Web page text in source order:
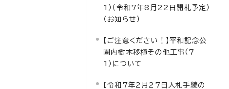
1）（令和7年8月22日開札予定）
（お知らせ）
【ご注意ください！】平和記念公
園内樹木移植その他工事（7－
1）について
【令和7年2月27日入札手続の